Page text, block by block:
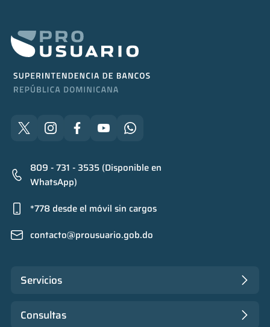
809 - 731 - 3535 (Disponible en
WhatsApp)
*778 desde el móvil sin cargos
contacto@prousuario.gob.do
Servicios
Consultas